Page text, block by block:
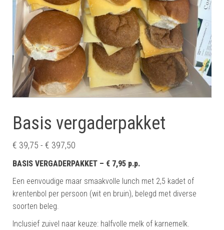
Basis vergaderpakket
€ 39,75 - € 397,50
BASIS VERGADERPAKKET – € 7,95 p.p.
Een eenvoudige maar smaakvolle lunch met 2,5 kadet of
krentenbol per persoon (wit en bruin), belegd met diverse
soorten beleg.
Inclusief zuivel naar keuze: halfvolle melk of karnemelk.